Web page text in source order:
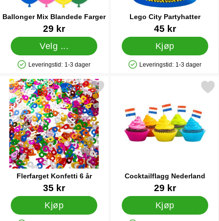
Ballonger Mix Blandede Farger
Varenummer 15188
29 kr
Velg ...
Produkttilgjengelighet: På lager
Leveringstid: 1-3 dager
Lego City Partyhatter
Varenummer 34908
45 kr
Kjøp
Produkttilgjengelighet: På lager
Leveringstid: 1-3 dager
Flerfarget Konfetti 6 år
Varenummer 41042
35 kr
Kjøp
Merk flerfarget Konfetti 6 år som favoritt
Cocktailflagg Nederland
Varenummer 31480
29 kr
Kjøp
Merk cocktailflagg